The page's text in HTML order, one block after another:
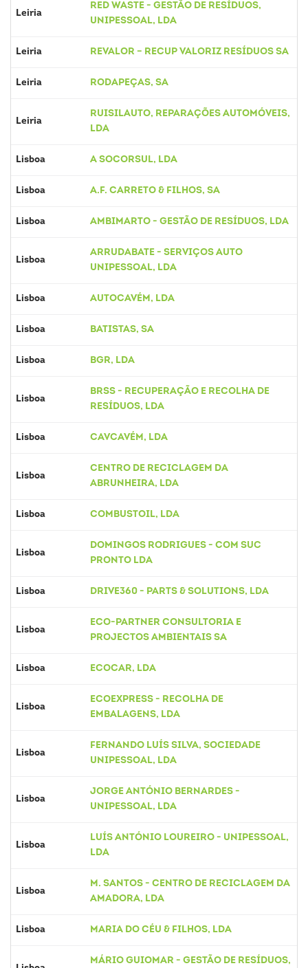
Leiria
RED WASTE - GESTÃO DE RESÍDUOS,
UNIPESSOAL, LDA
Leiria REVALOR – RECUP VALORIZ RESÍDUOS SA
Leiria RODAPEÇAS, SA
Leiria
RUISILAUTO, REPARAÇÕES AUTOMÓVEIS,
LDA
Lisboa A SOCORSUL, LDA
Lisboa A.F. CARRETO & FILHOS, SA
Lisboa AMBIMARTO - GESTÃO DE RESÍDUOS, LDA
Lisboa
ARRUDABATE - SERVIÇOS AUTO
UNIPESSOAL, LDA
Lisboa AUTOCAVÉM, LDA
Lisboa BATISTAS, SA
Lisboa BGR, LDA
Lisboa
BRSS - RECUPERAÇÃO E RECOLHA DE
RESÍDUOS, LDA
Lisboa CAVCAVÉM, LDA
Lisboa
CENTRO DE RECICLAGEM DA
ABRUNHEIRA, LDA
Lisboa COMBUSTOIL, LDA
Lisboa
DOMINGOS RODRIGUES - COM SUC
PRONTO LDA
Lisboa DRIVE360 - PARTS & SOLUTIONS, LDA
Lisboa
ECO-PARTNER CONSULTORIA E
PROJECTOS AMBIENTAIS SA
Lisboa ECOCAR, LDA
Lisboa
ECOEXPRESS - RECOLHA DE
EMBALAGENS, LDA
Lisboa
FERNANDO LUÍS SILVA, SOCIEDADE
UNIPESSOAL, LDA
Lisboa
JORGE ANTÓNIO BERNARDES -
UNIPESSOAL, LDA
Lisboa
LUÍS ANTÓNIO LOUREIRO - UNIPESSOAL,
LDA
Lisboa
M. SANTOS - CENTRO DE RECICLAGEM DA
AMADORA, LDA
Lisboa MARIA DO CÉU & FILHOS, LDA
MÁRIO GUIOMAR - GESTÃO DE RESÍDUOS,